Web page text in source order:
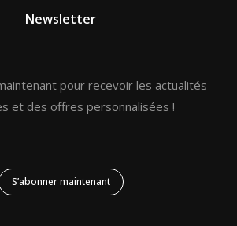
Newsletter
pour recevoir les actualités
et des offres personnalisées !
S’abonner maintenant